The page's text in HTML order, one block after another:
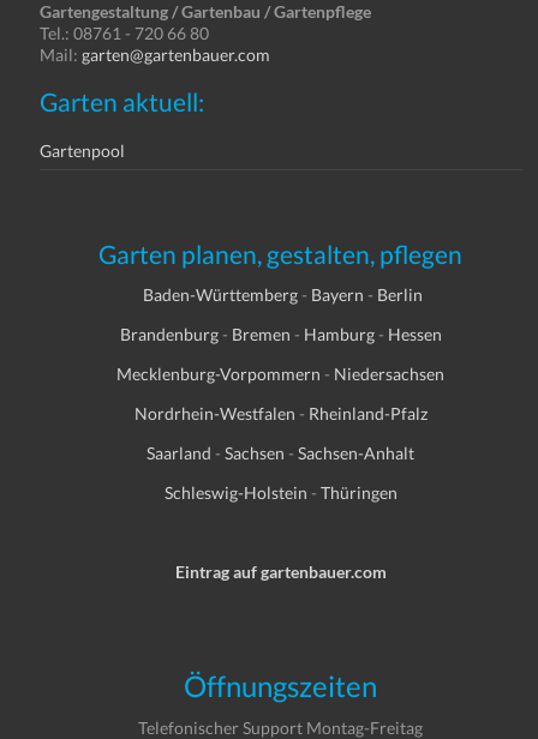
Gartengestaltung / Gartenbau / Gartenpflege
Tel.: 08761 - 720 66 80
Mail:garten@gartenbauer.com
Garten aktuell:
Gartenpool
Garten planen, gestalten, pflegen
Baden-Württemberg- Bayern - Berlin
Brandenburg- Bremen - Hamburg- Hessen
Mecklenburg-Vorpommern - Niedersachsen
Nordrhein-Westfalen - Rheinland-Pfalz
Saarland -Sachsen -Sachsen-Anhalt
Schleswig-Holstein - Thüringen
Eintrag auf gartenbauer.com
Öffnungszeiten
Telefonischer Support Montag-Freitag